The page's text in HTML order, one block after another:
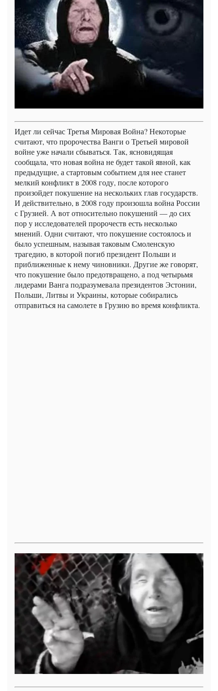
Идет ли сейчас Третья Мировая Война? Некоторые
считают, что пророчества Ванги о Третьей мировой
войне уже начали сбываться. Так, ясновидящая
сообщала, что новая война не будет такой явной, как
предыдущие, а стартовым событием для нее станет
мелкий конфликт в 2008 году, после которого
произойдет покушение на нескольких глав государств.
И действительно, в 2008 году произошла война России
с Грузией. А вот относительно покушений — до сих
пор у исследователей пророчеств есть несколько
мнений. Одни считают, что покушение состоялось и
было успешным, называя таковым Смоленскую
трагедию, в которой погиб президент Польши и
приближенные к нему чиновники. Другие же говорят,
что покушение было предотвращено, а под четырьмя
лидерами Ванга подразумевала президентов Эстонии,
Польши, Литвы и Украины, которые собирались
отправиться на самолете в Грузию во время конфликта.